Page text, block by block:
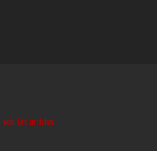
voir les artistes